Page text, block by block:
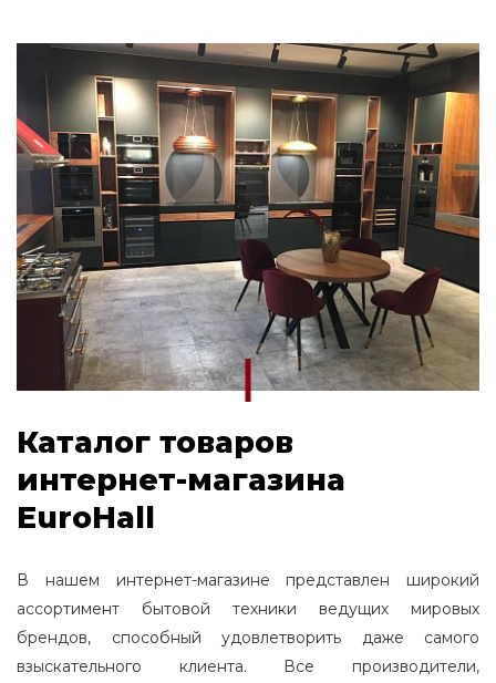
Каталог товаров
интернет-магазина
EuroHall
В нашем интернет-магазине представлен широкий
ассортимент бытовой техники ведущих мировых
брендов, способный удовлетворить даже самого
взыскательного клиента. Все производители,